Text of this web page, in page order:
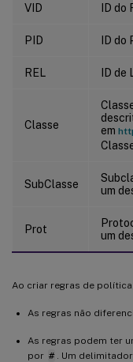
VID ID
PID ID
REL ID
Classe
em
SubClasse
um
Prot
um
Ao criar regras de
As regras não
As regras podem ter
por #
. Um